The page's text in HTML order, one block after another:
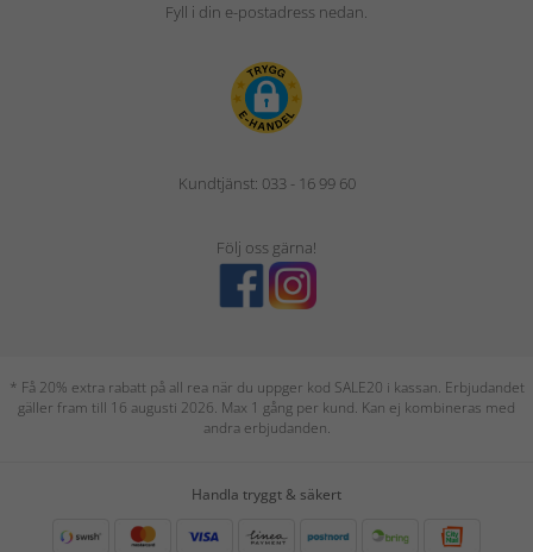
Fyll i din e-postadress nedan.
Kundtjänst: 033 - 16 99 60
Följ oss gärna!
* Få 20% extra rabatt på all rea när du uppger kod SALE20 i kassan. Erbjudandet
gäller fram till 16 augusti 2026. Max 1 gång per kund. Kan ej kombineras med
andra erbjudanden.
Handla tryggt & säkert